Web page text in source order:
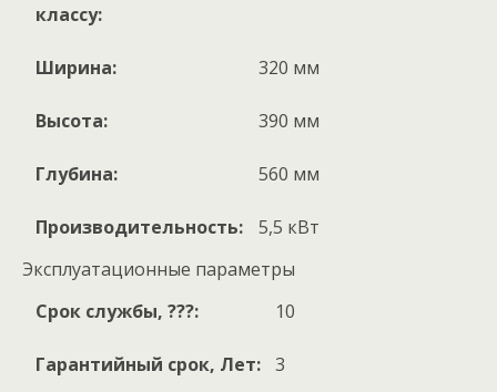
классу:
Ширина: 320 мм
Высота: 390 мм
Глубина: 560 мм
Производительность:
5,5 кВт
Эксплуатационные параметры
Срок службы, ???:
10
Гарантийный срок, Лет: 3